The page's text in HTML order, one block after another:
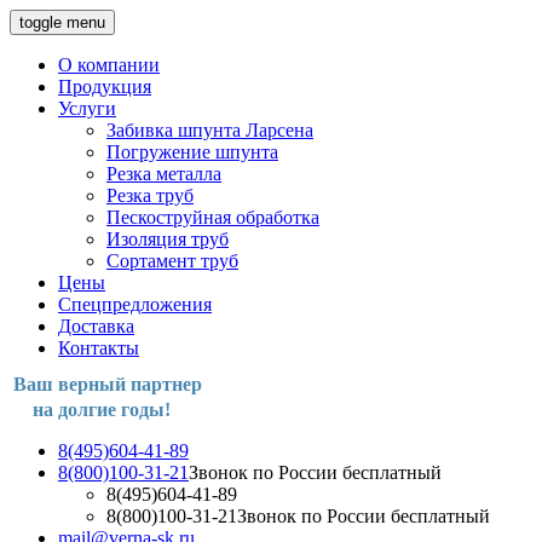
toggle menu
О компании
Продукция
Услуги
Забивка шпунта Ларсена
Погружение шпунта
Резка металла
Резка труб
Пескоструйная обработка
Изоляция труб
Сортамент труб
Цены
Спецпредложения
Доставка
Контакты
Ваш верный партнер
на долгие годы!
8(495)604-41-89
8(800)100-31-21Звонок по России бесплатный
8(495)604-41-89
8(800)100-31-21Звонок по России бесплатный
mail@verna-sk.ru